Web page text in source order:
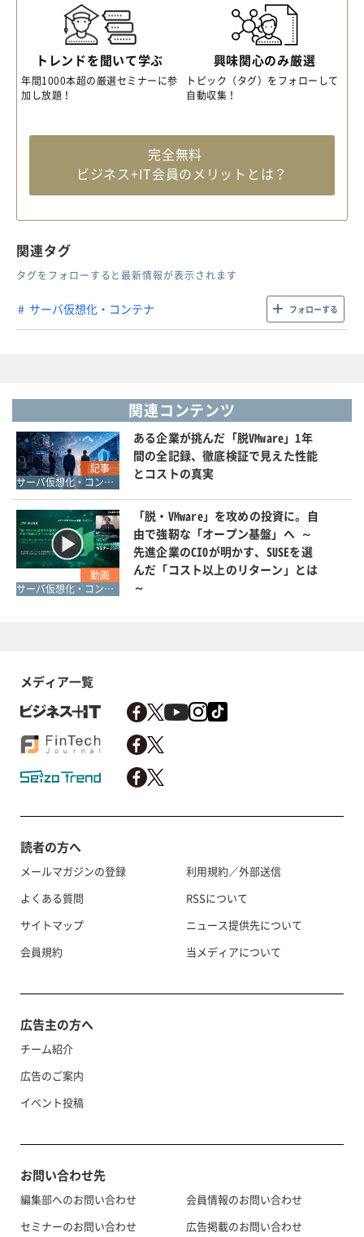
トレンドを聞いて学ぶ
年間1000本超の厳選セミナーに参
加し放題！
興味関心のみ厳選
トピック（タグ）をフォローして
自動収集！
完全無料
ビジネス+IT会員のメリットとは？
関連タグ
タグをフォローすると最新情報が表示されます
サーバ仮想化・コンテナ フォローする
関連コンテンツ
記事
サーバ仮想化・コンテナ
ある企業が挑んだ「脱VMware」1年
間の全記録、徹底検証で見えた性能
とコストの真実
動画
サーバ仮想化・コンテナ
「脱・VMware」を攻めの投資に。自
由で強靭な「オープン基盤」へ ～
先進企業のCIOが明かす、SUSEを選
んだ「コスト以上のリターン」とは
～
メディア一覧
読者の方へ
メールマガジンの登録
よくある質問
サイトマップ
会員規約
利用規約／外部送信
RSSについて
ニュース提供先について
当メディアについて
広告主の方へ
チーム紹介
広告のご案内
イベント投稿
お問い合わせ先
編集部へのお問い合わせ
セミナーのお問い合わせ
会員情報のお問い合わせ
広告掲載のお問い合わせ